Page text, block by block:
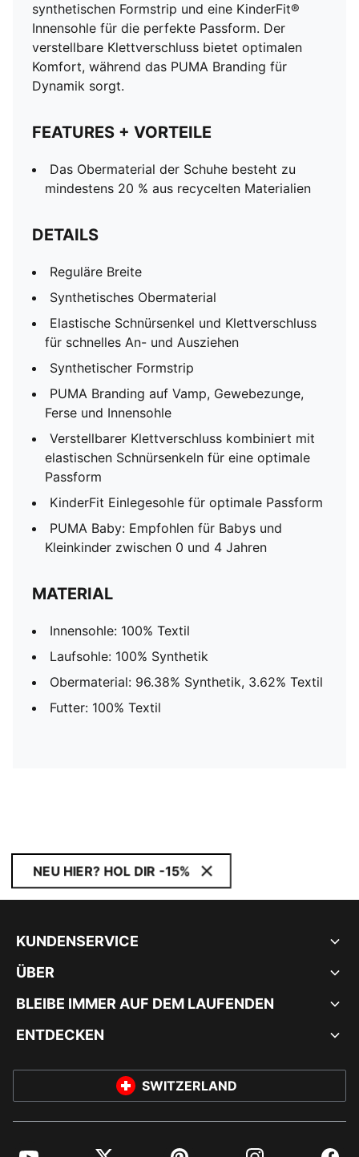
synthetischen Formstrip und eine KinderFit®
Innensohle für die perfekte Passform. Der
verstellbare Klettverschluss bietet optimalen
Komfort, während das PUMA Branding für
Dynamik sorgt.
FEATURES + VORTEILE
Das Obermaterial der Schuhe besteht zu
mindestens 20 % aus recycelten Materialien
DETAILS
Reguläre Breite
Synthetisches Obermaterial
Elastische Schnürsenkel und Klettverschluss
für schnelles An- und Ausziehen
Synthetischer Formstrip
PUMA Branding auf Vamp, Gewebezunge,
Ferse und Innensohle
Verstellbarer Klettverschluss kombiniert mit
elastischen Schnürsenkeln für eine optimale
Passform
KinderFit Einlegesohle für optimale Passform
PUMA Baby: Empfohlen für Babys und
Kleinkinder zwischen 0 und 4 Jahren
MATERIAL
Innensohle: 100% Textil
Laufsohle: 100% Synthetik
Obermaterial: 96.38% Synthetik, 3.62% Textil
Futter: 100% Textil
NEU HIER? HOL DIR -15%
KUNDENSERVICE
ÜBER
BLEIBE IMMER AUF DEM LAUFENDEN
ENTDECKEN
SWITZERLAND